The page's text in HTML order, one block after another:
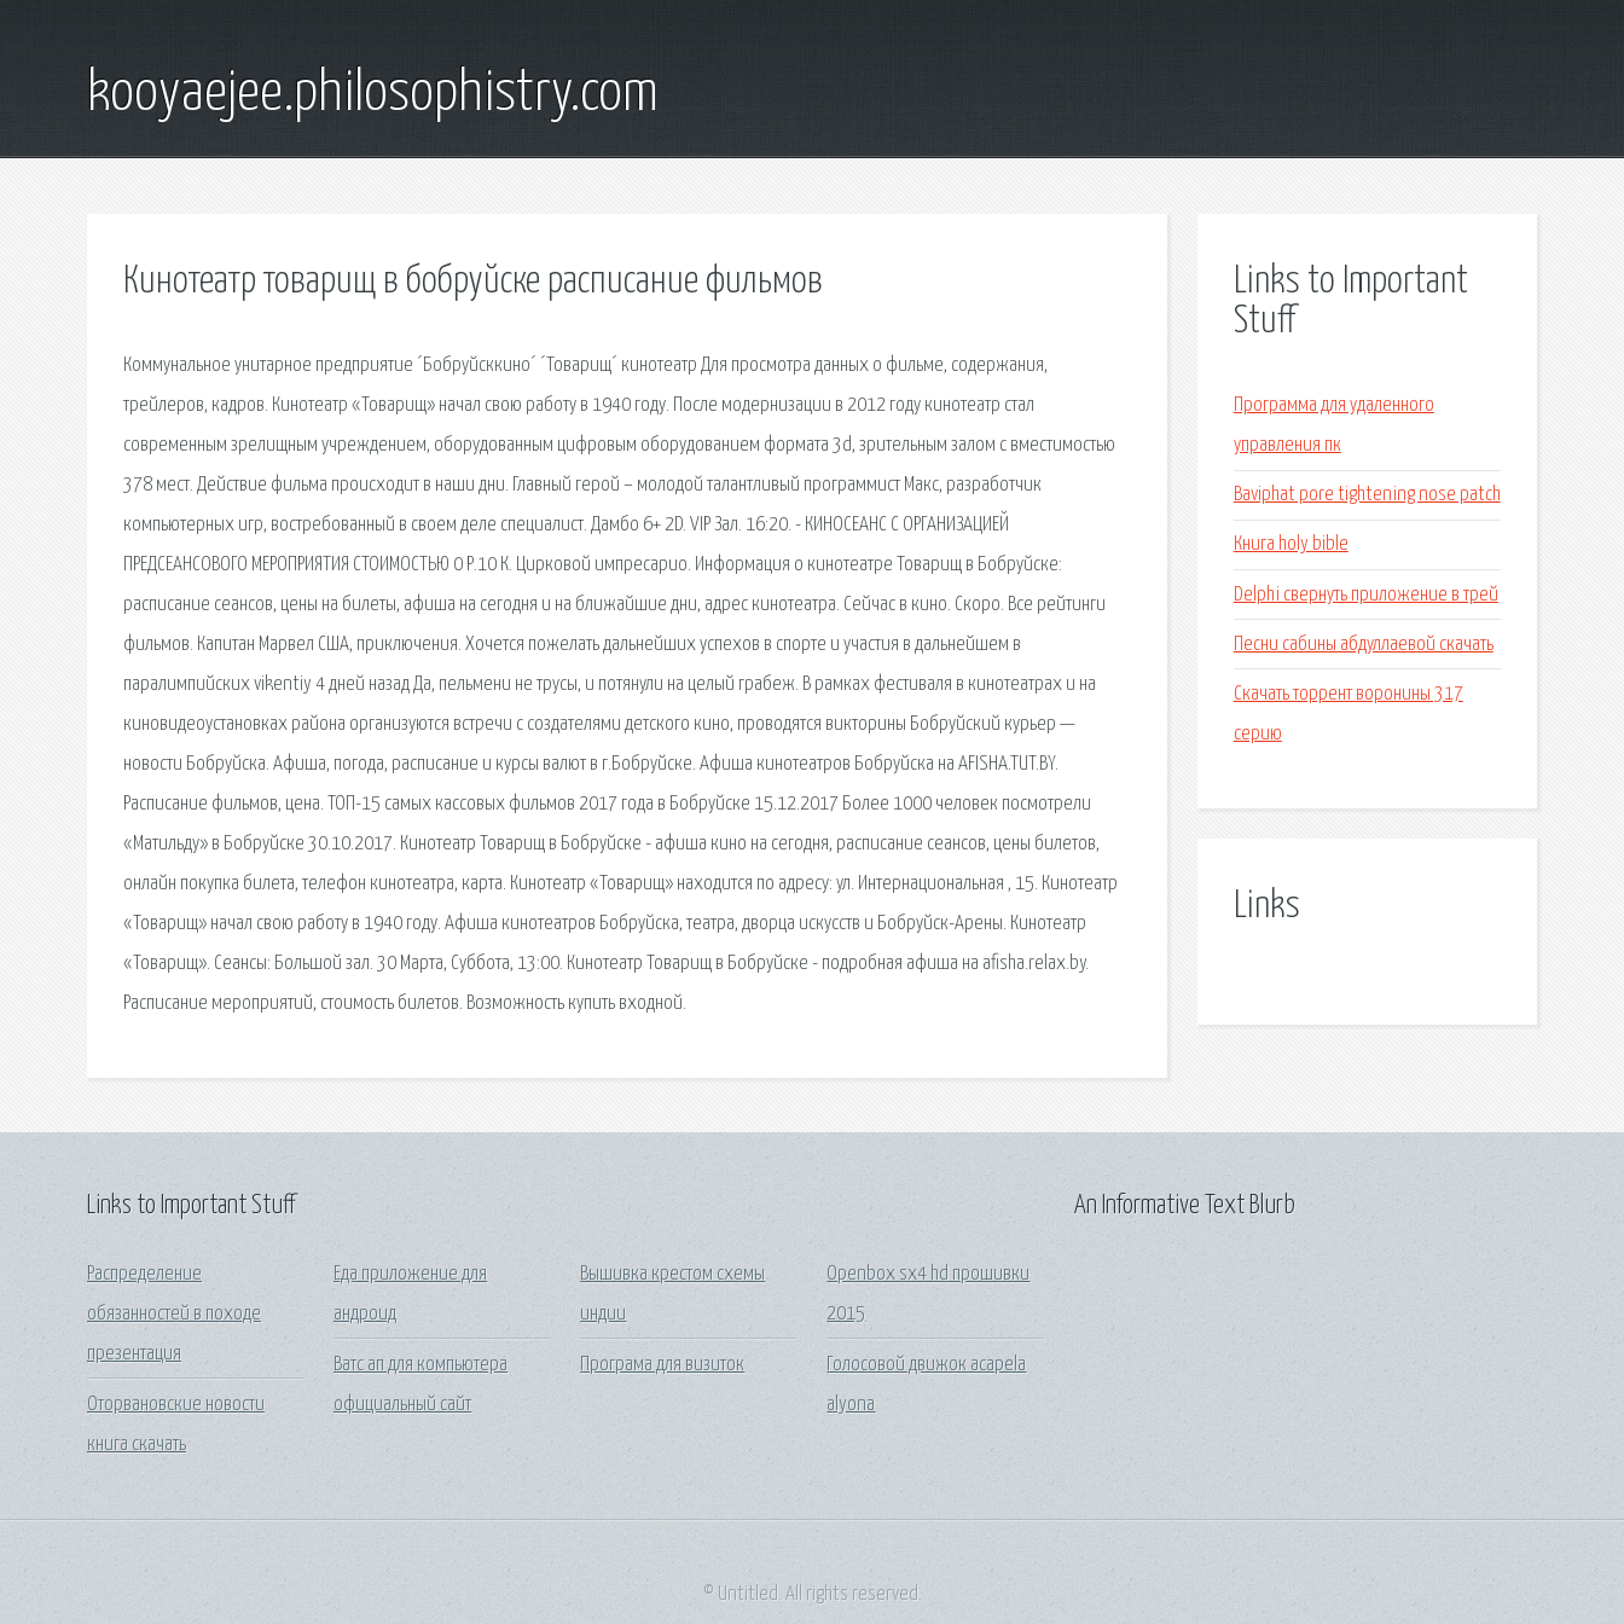
kooyaejee.philosophistry.com
Кинотеатр товарищ в бобруйске расписание фильмов
Коммунальное унитарное предприятие ´Бобруйсккино´ ´Товарищ´ кинотеатр Для просмотра данных о фильме, содержания,
трейлеров, кадров. Кинотеатр «Товарищ» начал свою работу в 1940 году. После модернизации в 2012 году кинотеатр стал
современным зрелищным учреждением, оборудованным цифровым оборудованием формата 3d, зрительным залом с вместимостью
378 мест. Действие фильма происходит в наши дни. Главный герой – молодой талантливый программист Макс, разработчик
компьютерных игр, востребованный в своем деле специалист. Дамбо 6+ 2D. VIP Зал. 16:20. - КИНОСЕАНС С ОРГАНИЗАЦИЕЙ
ПРЕДСЕАНСОВОГО МЕРОПРИЯТИЯ СТОИМОСТЬЮ 0 Р.10 К. Цирковой импресарио. Информация о кинотеатре Товарищ в Бобруйске:
расписание сеансов, цены на билеты, афиша на сегодня и на ближайшие дни, адрес кинотеатра. Сейчас в кино. Скоро. Все рейтинги
фильмов. Капитан Марвел США, приключения. Хочется пожелать дальнейших успехов в спорте и участия в дальнейшем в
паралимпийских vikentiy 4 дней назад Да, пельмени не трусы, и потянули на целый грабеж. В рамках фестиваля в кинотеатрах и на
киновидеоустановках района организуются встречи с создателями детского кино, проводятся викторины Бобруйский курьер —
новости Бобруйска. Афиша, погода, расписание и курсы валют в г.Бобруйске. Афиша кинотеатров Бобруйска на AFISHA.TUT.BY.
Расписание фильмов, цена. ТОП-15 самых кассовых фильмов 2017 года в Бобруйске 15.12.2017 Более 1000 человек посмотрели
«Матильду» в Бобруйске 30.10.2017. Кинотеатр Товарищ в Бобруйске - афиша кино на сегодня, расписание сеансов, цены билетов,
онлайн покупка билета, телефон кинотеатра, карта. Кинотеатр «Товарищ» находится по адресу: ул. Интернациональная , 15. Кинотеатр
«Товарищ» начал свою работу в 1940 году. Афиша кинотеатров Бобруйска, театра, дворца искусств и Бобруйск-Арены. Кинотеатр
«Товарищ». Сеансы: Большой зал. 30 Марта, Суббота, 13:00. Кинотеатр Товарищ в Бобруйске - подробная афиша на afisha.relax.by.
Расписание мероприятий, стоимость билетов. Возможность купить входной.
Links to Important
Stuff
Программа для удаленного
управления пк
Baviphat pore tightening nose patch
Книга holy bible
Delphi свернуть приложение в трей
Песни сабины абдуллаевой скачать
Скачать торрент воронины 317
серию
Links
Links to Important Stuff
Распределение
обязанностей в походе
презентация
Оторвановские новости
книга скачать
Еда приложение для
андроид
Ватс ап для компьютера
официальный сайт
Вышивка крестом схемы
индии
Програма для визиток
Openbox sx4 hd прошивки
2015
Голосовой движок acapela
alyona
An Informative Text Blurb
© Untitled. All rights reserved.